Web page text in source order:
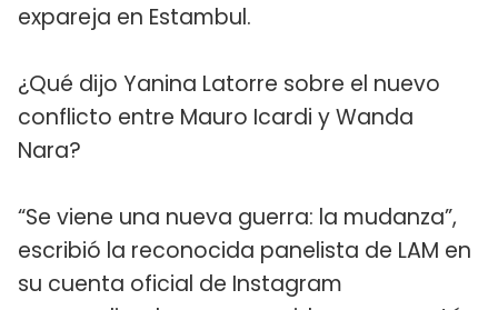
expareja en Estambul.
¿Qué dijo Yanina Latorre sobre el nuevo
conflicto entre Mauro Icardi y Wanda
Nara?
“Se viene una nueva guerra: la mudanza”,
escribió la reconocida panelista de LAM en
su cuenta oficial de Instagram